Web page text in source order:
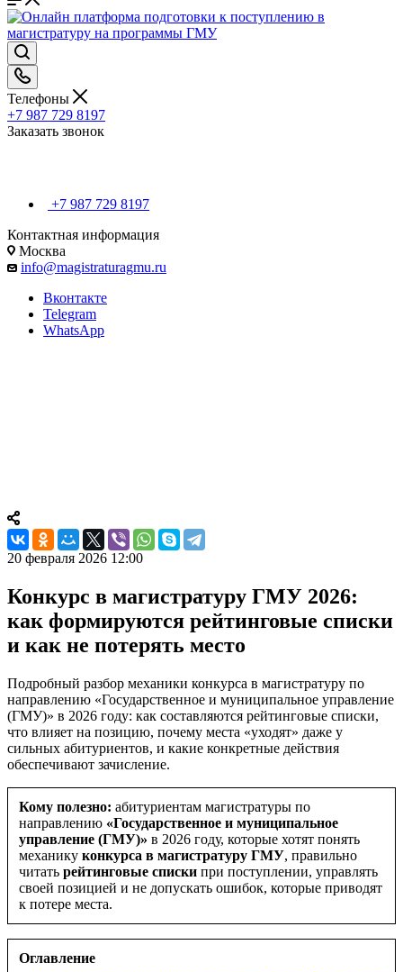
Телефоны
+7 987 729 8197
Заказать звонок
+7 987 729 8197
Контактная информация
Москва
info@magistraturagmu.ru
Вконтакте
Telegram
WhatsApp
20 февраля 2026 12:00
Конкурс в магистратуру ГМУ 2026:
как формируются рейтинговые списки
и как не потерять место
Подробный разбор механики конкурса в магистратуру по
направлению «Государственное и муниципальное управление
(ГМУ)» в 2026 году: как составляются рейтинговые списки,
что влияет на позицию, почему места «уходят» даже у
сильных абитуриентов, и какие конкретные действия
обеспечивают зачисление.
Кому полезно: абитуриентам магистратуры по
направлению «Государственное и муниципальное
управление (ГМУ)» в 2026 году, которые хотят понять
механику конкурса в магистратуру ГМУ, правильно
читать рейтинговые списки при поступлении, управлять
своей позицией и не допускать ошибок, которые приводят
к потере места.
Оглавление